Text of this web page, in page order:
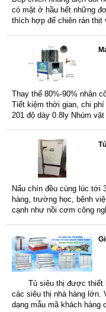
có mặt ở hầu hết những
thích hợp để chiên rán thịt
Thay thế 80%-90% nhân
Tiết kiệm thời gian, chi phí Toàn bộ thân máy được sản xuất từ inox
201 độ dày
Nấu chín đều cùng lúc tới 36kg gạo Phù hợp với
hàng, trường học, bệnh viện... Cơm chín đều và xốp, không
Tủ siêu thị được thiết
các siêu thị nhà hàng lớn.
dạng mẫu mã khách hàng